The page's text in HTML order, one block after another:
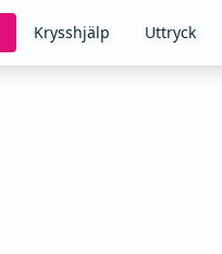
Krysshjälp Uttryck